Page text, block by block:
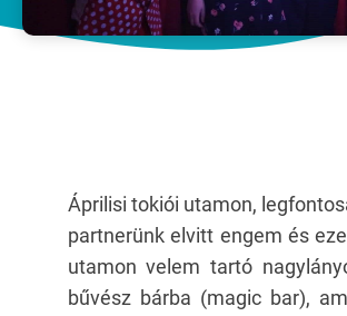
Áprilisi tokiói utamon,
partnerünk elvitt engem és
utamon velem tartó
bűvész bárba (magic bar),